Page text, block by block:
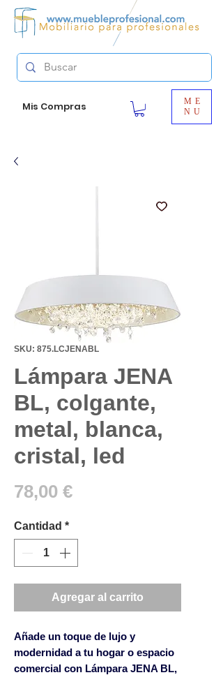
Mis Compras
ME
NU
SKU: 875.LCJENABL
Lámpara JENA
BL, colgante,
metal, blanca,
cristal, led
78,00 €Precio
Cantidad *
Agregar al carrito
Añade un toque de lujo y
modernidad a tu hogar o espacio
comercial con Lámpara JENA BL,